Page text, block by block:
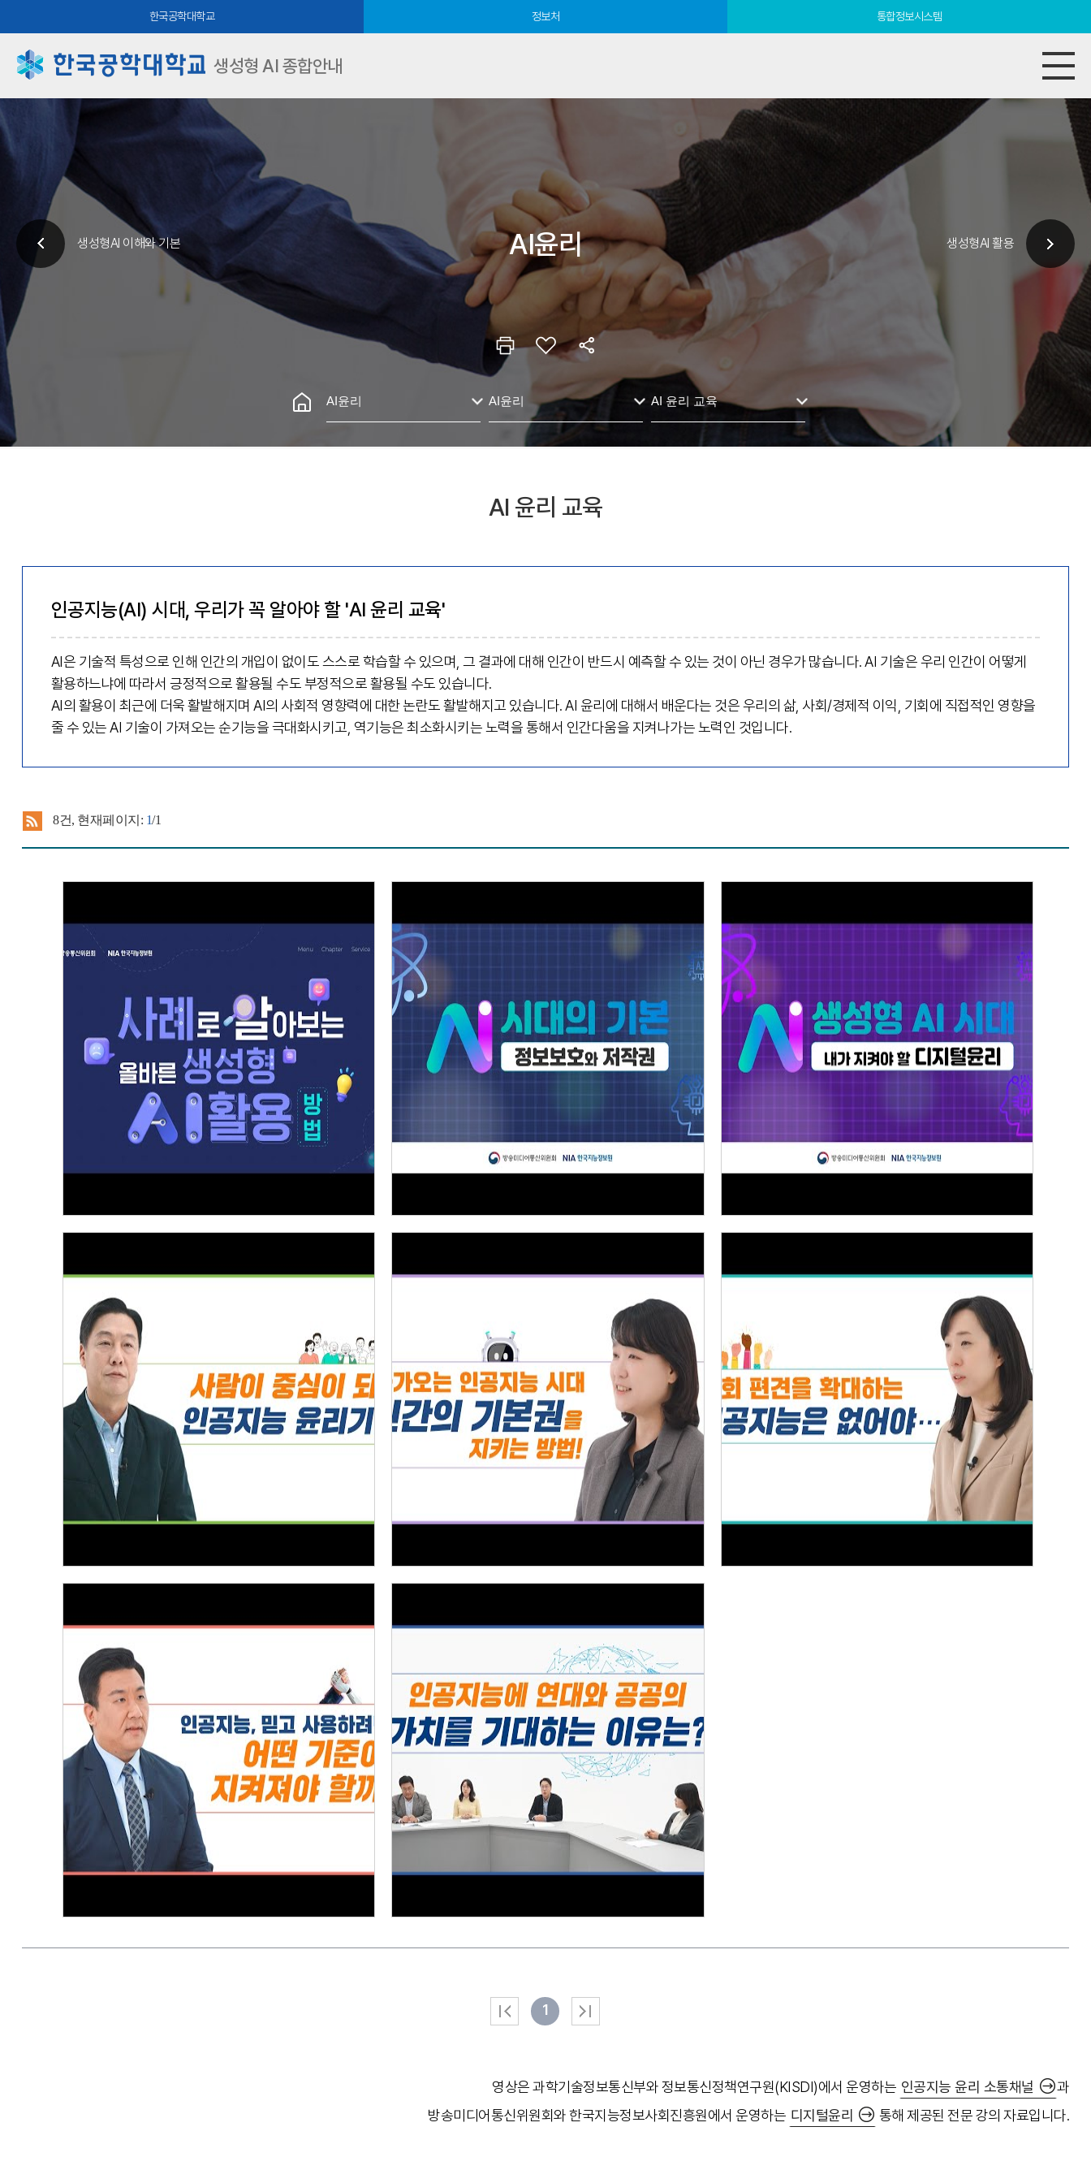
한국공학대학교 정보처 통합정보시스템
생성형 AI 종합안내
생성형AI 이해와 기본 생성형AI 활용
AI윤리
AI윤리 AI윤리 AI 윤리 교육
AI 윤리 교육
인공지능(AI) 시대, 우리가 꼭 알아야 할 'AI 윤리 교육'
AI은 기술적 특성으로 인해 인간의 개입이 없이도 스스로 학습할 수 있으며, 그 결과에 대해 인간이 반드시 예측할 수 있는 것이 아닌 경우가 많습니다. AI 기술은 우리 인간이 어떻게
활용하느냐에 따라서 긍정적으로 활용될 수도 부정적으로 활용될 수도 있습니다.
AI의 활용이 최근에 더욱 활발해지며 AI의 사회적 영향력에 대한 논란도 활발해지고 있습니다. AI 윤리에 대해서 배운다는 것은 우리의 삶, 사회/경제적 이익, 기회에 직접적인 영향을
줄 수 있는 AI 기술이 가져오는 순기능을 극대화시키고, 역기능은 최소화시키는 노력을 통해서 인간다움을 지켜나가는 노력인 것입니다.
8건, 현재페이지: 1/1
사례로 알아보는 올바른 생성형 AI 활용 AI시대의 기본, 정보보호와 저작권 생성형 AI 시대, 내가 지켜야 할 디지털윤리
인공지능 윤리기준 [1] 인공지능 윤리기준이란
인공지능 윤리기준 [2] 인권보장·침해금지·프라이
버시보호
인공지능 윤리기준 [3] 다양성 존중·데이터 관리
인공지능 윤리기준 [4] 책임성·안전성·투명성 인공지능 윤리기준 [5] 공공성·연대성
1
영상은 과학기술정보통신부와 정보통신정책연구원(KISDI)에서 운영하는 인공지능 윤리 소통채널
과
방송미디어통신위원회와 한국지능정보사회진흥원에서 운영하는 디지털윤리 통해 제공된 전문 강의 자료입니다.